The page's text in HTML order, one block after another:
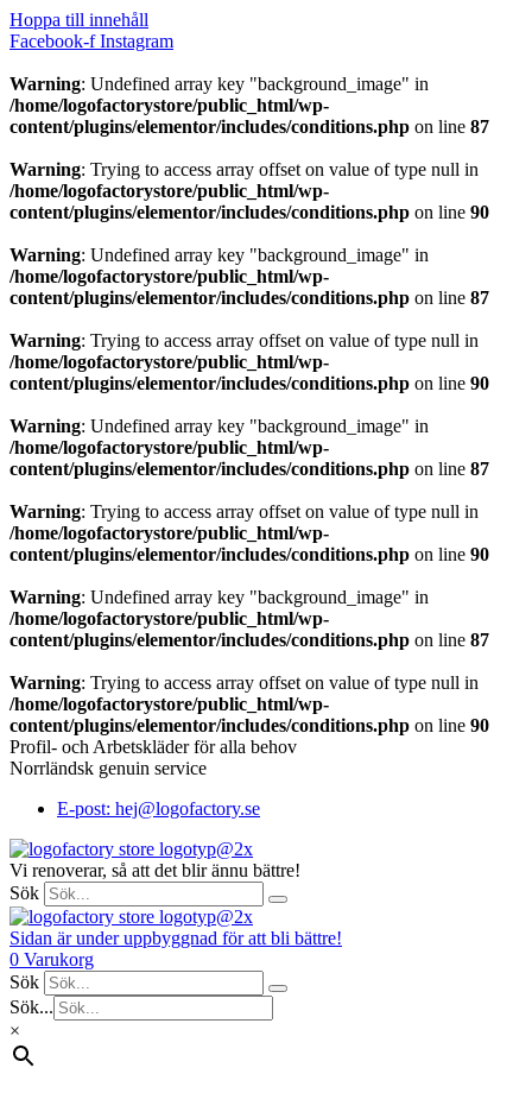
Hoppa till innehåll
Facebook-f Instagram
Warning: Undefined array key "background_image" in
/home/logofactorystore/public_html/wp-
content/plugins/elementor/includes/conditions.php on line 87
Warning: Trying to access array offset on value of type null in
/home/logofactorystore/public_html/wp-
content/plugins/elementor/includes/conditions.php on line 90
Warning: Undefined array key "background_image" in
/home/logofactorystore/public_html/wp-
content/plugins/elementor/includes/conditions.php on line 87
Warning: Trying to access array offset on value of type null in
/home/logofactorystore/public_html/wp-
content/plugins/elementor/includes/conditions.php on line 90
Warning: Undefined array key "background_image" in
/home/logofactorystore/public_html/wp-
content/plugins/elementor/includes/conditions.php on line 87
Warning: Trying to access array offset on value of type null in
/home/logofactorystore/public_html/wp-
content/plugins/elementor/includes/conditions.php on line 90
Warning: Undefined array key "background_image" in
/home/logofactorystore/public_html/wp-
content/plugins/elementor/includes/conditions.php on line 87
Warning: Trying to access array offset on value of type null in
/home/logofactorystore/public_html/wp-
content/plugins/elementor/includes/conditions.php on line 90
Profil- och Arbetskläder för alla behov
Norrländsk genuin service
E-post: hej@logofactory.se
Vi renoverar, så att det blir ännu bättre!
Sök
Sidan är under uppbyggnad för att bli bättre!
0 Varukorg
Sök
Sök...
×